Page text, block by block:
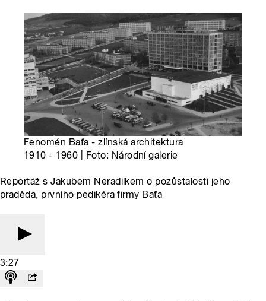
Fenomén Baťa - zlínská architektura
1910 - 1960 | Foto: Národní galerie
Reportáž s Jakubem Neradilkem o pozůstalosti jeho
praděda, prvního pedikéra firmy Baťa
3:27